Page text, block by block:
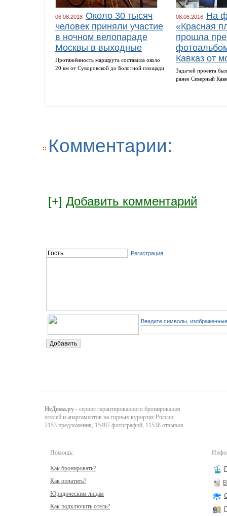
06.08.2018 Около 30 тысяч
человек приняли участие
в ночном велопараде
Москвы в выходные
Протяжённость маршрута составила около
20 км от Суворовской до Болотной площади
08.06.2016 На
«Красная
прошла
Кавказ от
Задачей проекта
ранее Северный
Комментарии:
[+] Добавить комментарий
Регистрация
Введите символы,
НеДома.ру - сервис гарантированного бронирования
отелей и апартаментов на горных курортах России
2153 предложения, 15487 фотографий, 11538 отзывов
Помощь:
Как бронировать?
Как оплатить?
Юридическим лицам
Как подключить отель?